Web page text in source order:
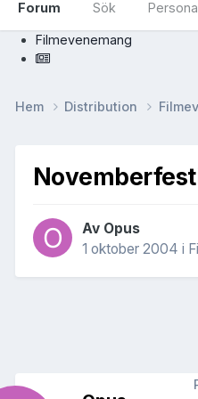
Forum Sök
Filmevenemang
Hem Distribution
Av Opus
1 oktober 2004 i